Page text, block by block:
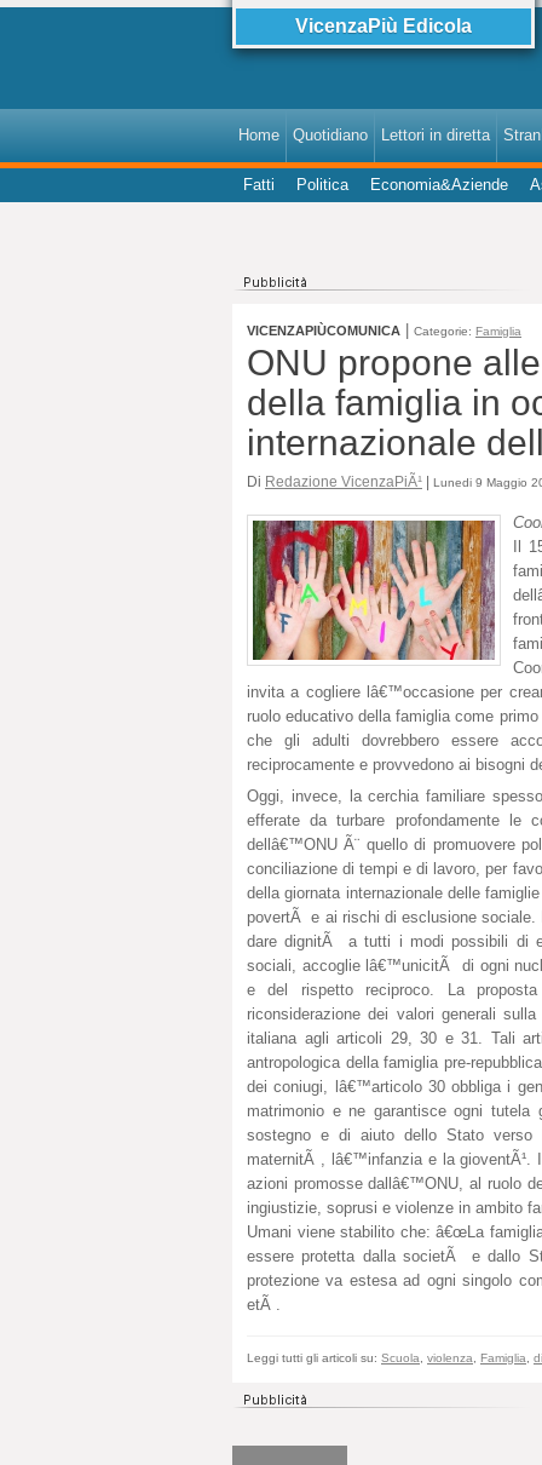
VicenzaPiù Edicola
Home Quotidiano Lettori in diretta
Fatti Politica Economia&Aziende
VICENZAPIÙCOMUNICA Categorie: Famiglia
ONU propone
della famiglia in
internazionale
Di Redazione VicenzaPiÃ¹ | Lunedi 9 Maggio
Il
invita a cogliere lâ€™occasione per
ruolo educativo della famiglia come
che gli adulti dovrebbero essere
reciprocamente e provvedono ai bisogni
Oggi, invece, la cerchia familiare
efferate da turbare profondamente le
dellâ€™ONU Ã¨ quello di promuovere
conciliazione di tempi e di lavoro, per
della giornata internazionale delle
povertÃ e ai rischi di esclusione sociale.
dare dignitÃ a tutti i modi possibili di
sociali, accoglie lâ€™unicitÃ di ogni
e del rispetto reciproco. La
riconsiderazione dei valori generali
italiana agli articoli 29, 30 e 31. Tali
antropologica della famiglia pre-
dei coniugi, lâ€™articolo 30 obbliga i
matrimonio e ne garantisce ogni
sostegno e di aiuto dello Stato verso
maternitÃ , lâ€™infanzia e la gioventÃ¹.
azioni promosse dallâ€™ONU, al ruolo
ingiustizie, soprusi e violenze in ambito
Umani viene stabilito che: â€œLa
essere protetta dalla societÃ e dallo
protezione va estesa ad ogni singolo
etÃ .
Leggi tutti gli articoli su: Scuola violenza Famiglia